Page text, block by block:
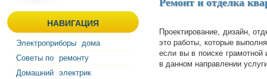
НАВИГАЦИЯ
Электроприборы дома
Советы по ремонту
Домашний электрик
Ремонт и отделка
Проектирование, дизайн,
это работы, которые
если вы в поиске грамотной
в данном направлении